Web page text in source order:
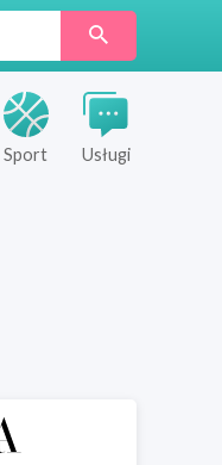
Sport Usługi